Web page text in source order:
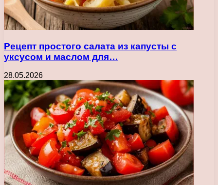
Рецепт простого салата из капусты с
уксусом и маслом для…
28.05.2026